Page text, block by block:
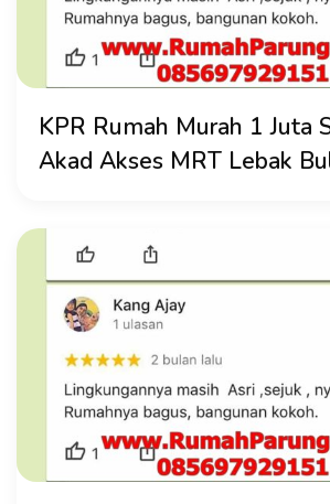
KPR Rumah Murah 1 Juta
Akad Akses MRT Lebak